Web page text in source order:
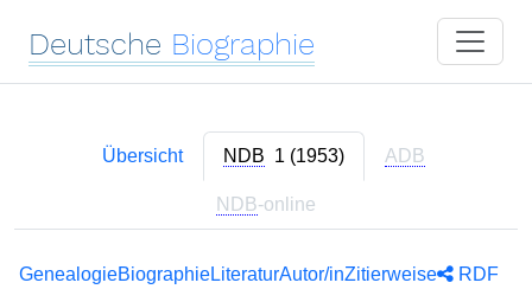
Deutsche Biographie
Übersicht NDB 1 (1953) ADB
NDB-online
GenealogieBiographieLiteraturAutor/inZitierweise
RDF